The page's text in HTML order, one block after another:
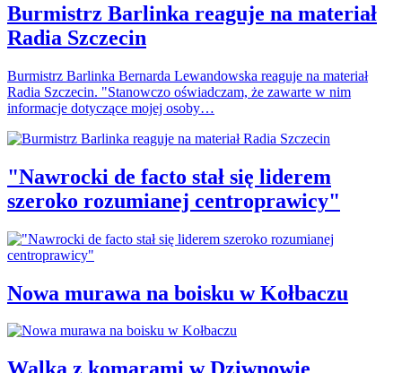
Burmistrz Barlinka reaguje na materiał
Radia Szczecin
Burmistrz Barlinka Bernarda Lewandowska reaguje na materiał
Radia Szczecin. "Stanowczo oświadczam, że zawarte w nim
informacje dotyczące mojej osoby…
"Nawrocki de facto stał się liderem
szeroko rozumianej centroprawicy"
Nowa murawa na boisku w Kołbaczu